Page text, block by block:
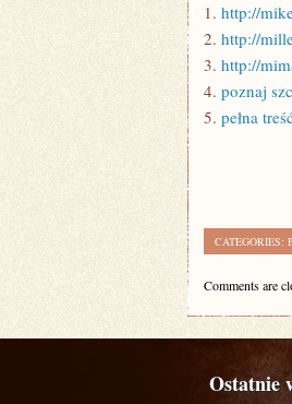
1. http://
2. http://
3. http://
4. poznaj
5. pełna treść
CATEGORIES:
Comments are
Ostatnie